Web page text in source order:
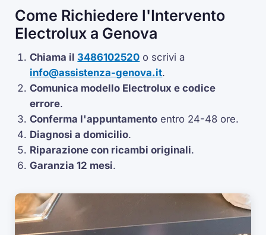
Come Richiedere l'Intervento
Electrolux a Genova
Chiama il 3486102520 o scrivi a
info@assistenza-genova.it.
Comunica modello Electrolux e codice
errore.
Conferma l'appuntamento entro 24-48 ore.
Diagnosi a domicilio.
Riparazione con ricambi originali.
Garanzia 12 mesi.